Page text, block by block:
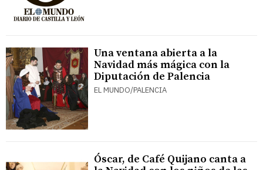
Una ventana abierta a la
Navidad más mágica con la
Diputación de Palencia
EL MUNDO/PALENCIA
Óscar, de Café Quijano canta a